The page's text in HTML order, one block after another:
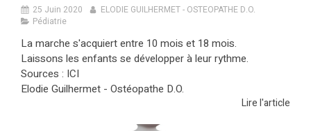
25 Juin 2020
ELODIE GUILHERMET - OSTEOPATHE D.O.
Pédiatrie
La marche s'acquiert entre 10 mois et 18 mois.
Laissons les enfants se développer à leur rythme.
Sources : ICI
Elodie Guilhermet - Ostéopathe D.O.
Lire l'article